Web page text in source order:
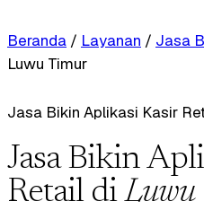
Beranda / Layanan / Jasa
Luwu Timur
Jasa Bikin Aplikasi Kasir
Jasa Bikin
Retail diLuwu